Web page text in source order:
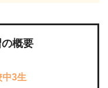
概要
3生